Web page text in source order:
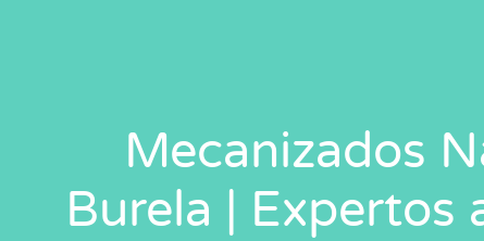
Mecanizados
Burela | Expertos